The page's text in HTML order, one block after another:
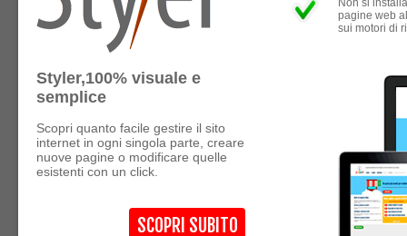
Styler,100% visuale e
semplice
Scopri quanto facile gestire il sito
internet in ogni singola parte, creare
nuove pagine o modificare quelle
esistenti con un click.
SCOPRI SUBITO
pagine web
sui motori di